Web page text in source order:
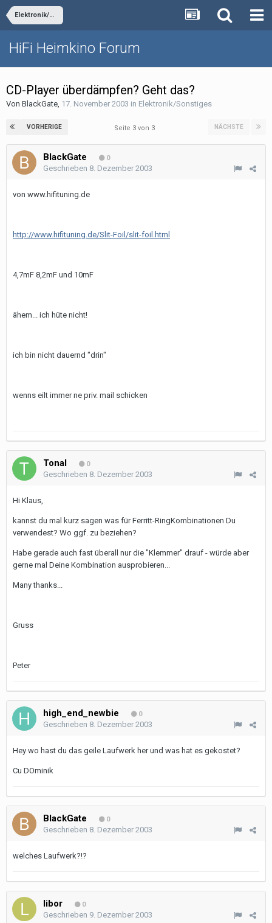
Elektronik/Sonstiges
HiFi Heimkino Forum
CD-Player überdämpfen? Geht das?
Von BlackGate, 17. November 2003 in Elektronik/Sonstiges
VORHERIGE NÄCHSTE
Seite 3 von 3
BlackGate 0
Geschrieben 8. Dezember 2003
von www.hifituning.de
http://www.hifituning.de/Slit-Foil/slit-foil.html
4,7mF 8,2mF und 10mF
ähem... ich hüte nicht!
ich bin nicht dauernd "drin"
wenns eilt immer ne priv. mail schicken
Tonal 0
Geschrieben 8. Dezember 2003
Hi Klaus,
kannst du mal kurz sagen was für Ferritt-RingKombinationen Du
verwendest? Wo ggf. zu beziehen?
Habe gerade auch fast überall nur die "Klemmer" drauf - würde aber
gerne mal Deine Kombination ausprobieren...
Many thanks...
Gruss
Peter
high_end_newbie 0
Geschrieben 8. Dezember 2003
Hey wo hast du das geile Laufwerk her und was hat es gekostet?
Cu DOminik
BlackGate 0
Geschrieben 8. Dezember 2003
welches Laufwerk?!?
libor 0
Geschrieben 9. Dezember 2003